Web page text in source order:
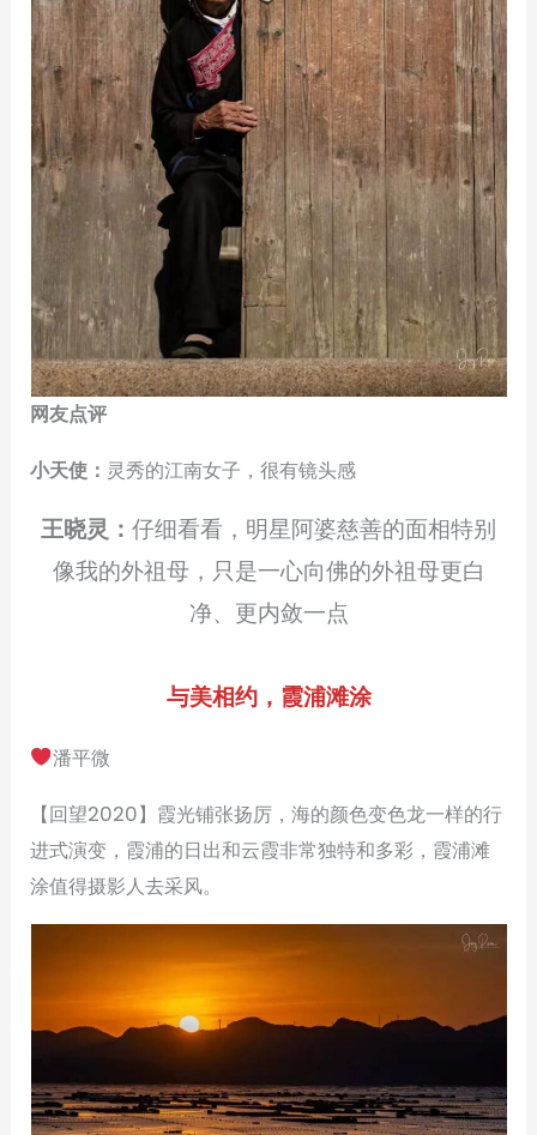
网友点评
小天使： 灵秀的江南女子，很有镜头感
王晓灵： 仔细看看，明星阿婆慈善的面相特别
像我的外祖母，只是一心向佛的外祖母更白
净、更内敛一点
与美相约，霞浦滩涂
潘平微
【回望2020】霞光铺张扬厉，海的颜色变色龙一样的行
进式演变，霞浦的日出和云霞非常独特和多彩，霞浦滩
涂值得摄影人去采风。